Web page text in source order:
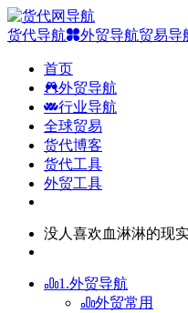
货代导航 外贸导航贸易导
首页
外贸导航
行业导航
全球贸易
货代博客
货代工具
外贸工具
没人喜欢血淋淋的现
1.外贸导航
外贸常用